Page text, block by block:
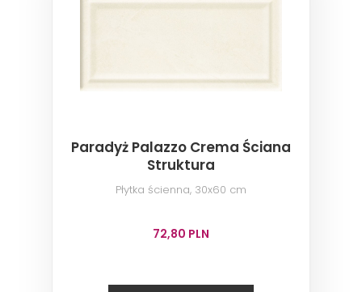
Paradyż Palazzo Crema Ściana
Struktura
Płytka ścienna, 30x60 cm
72,80 PLN